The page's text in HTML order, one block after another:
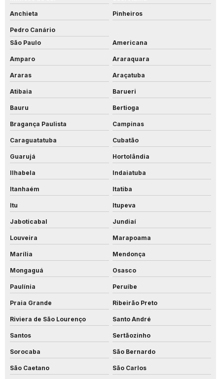
Anchieta Pinheiros
Pedro Canário
São Paulo
Americana
Amparo Araraquara
Araras Araçatuba
Atibaia Barueri
Bauru Bertioga
Bragança Paulista Campinas
Caraguatatuba Cubatão
Guarujá Hortolândia
Ilhabela Indaiatuba
Itanhaém Itatiba
Itu Itupeva
Jaboticabal Jundiaí
Louveira Marapoama
Marília Mendonça
Mongaguá Osasco
Paulínia Peruíbe
Praia Grande Ribeirão Preto
Riviera de São Lourenço Santo André
Santos Sertãozinho
Sorocaba São Bernardo
São Caetano São Carlos